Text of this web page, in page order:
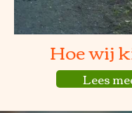
Hoe wij
Lees